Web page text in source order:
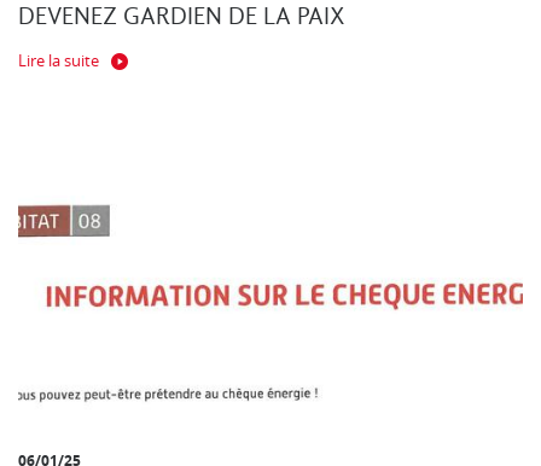
DEVENEZ GARDIEN DE LA PAIX
Lire la suite
06/01/25